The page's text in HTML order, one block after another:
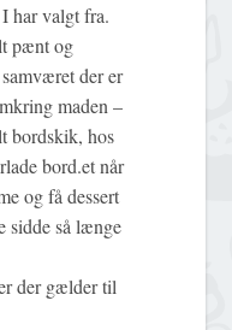
har valgt fra.
pænt og
der er
maden –
bordskik, hos
bord.et når
og få dessert
sidde så længe
der gælder til